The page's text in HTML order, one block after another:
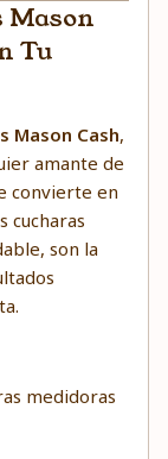
Mason
Tu
Mason Cash,
amante de
convierte en
cucharas
son la
medidoras